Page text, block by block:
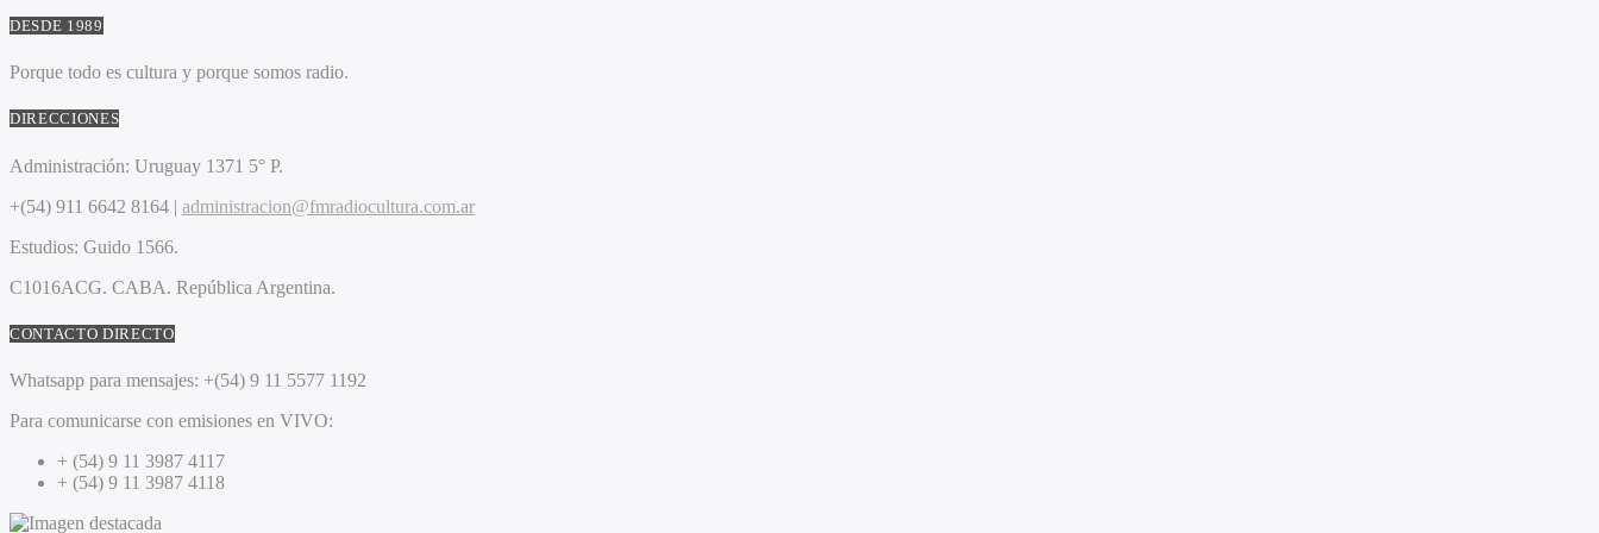
DESDE 1989
Porque todo es cultura y porque somos radio.
DIRECCIONES
Administración: Uruguay 1371 5° P.
+(54) 911 6642 8164 | administracion@fmradiocultura.com.ar
Estudios: Guido 1566.
C1016ACG. CABA. República Argentina.
CONTACTO DIRECTO
Whatsapp para mensajes: +(54) 9 11 5577 1192
Para comunicarse con emisiones en VIVO:
+ (54) 9 11 3987 4117
+ (54) 9 11 3987 4118